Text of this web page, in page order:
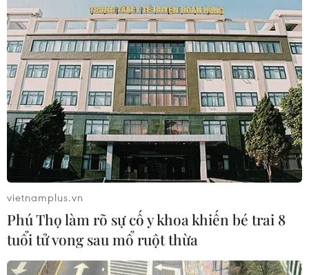
TIN CÙNG CHUYÊN MỤC
EU triển khai mạng vệ tinh riêng,
củng cố chủ quyền số
Trung Quốc: E-Town Bắc Kinh
vietnamplus.vn
Phú Thọ làm rõ sự cố y khoa khiến bé trai 8
tuổi tử vong sau mổ ruột thừa